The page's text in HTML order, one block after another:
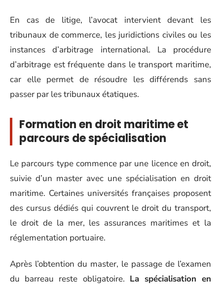
En cas de litige, l’avocat intervient devant les
tribunaux de commerce, les juridictions civiles ou les
instances d’arbitrage international. La procédure
d’arbitrage est fréquente dans le transport maritime,
car elle permet de résoudre les différends sans
passer par les tribunaux étatiques.
Formation en droit maritime et
parcours de spécialisation
Le parcours type commence par une licence en droit,
suivie d’un master avec une spécialisation en droit
maritime. Certaines universités françaises proposent
des cursus dédiés qui couvrent le droit du transport,
le droit de la mer, les assurances maritimes et la
réglementation portuaire.
Après l’obtention du master, le passage de l’examen
du barreau reste obligatoire. La spécialisation en